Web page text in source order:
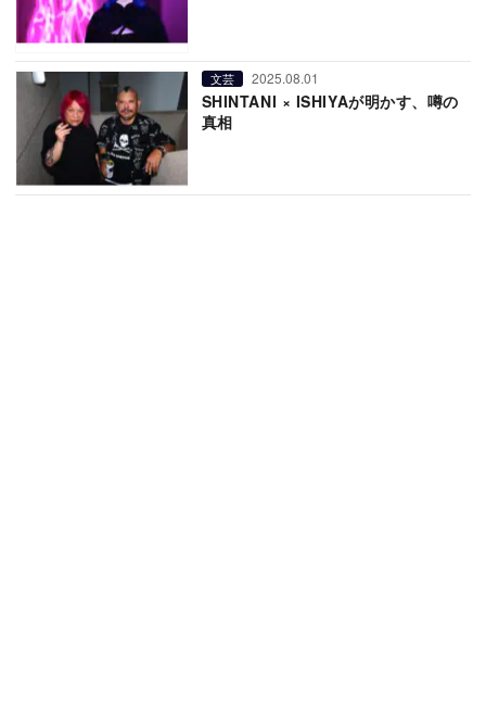
文芸 2025.08.01
SHINTANI × ISHIYAが明かす、噂の
真相